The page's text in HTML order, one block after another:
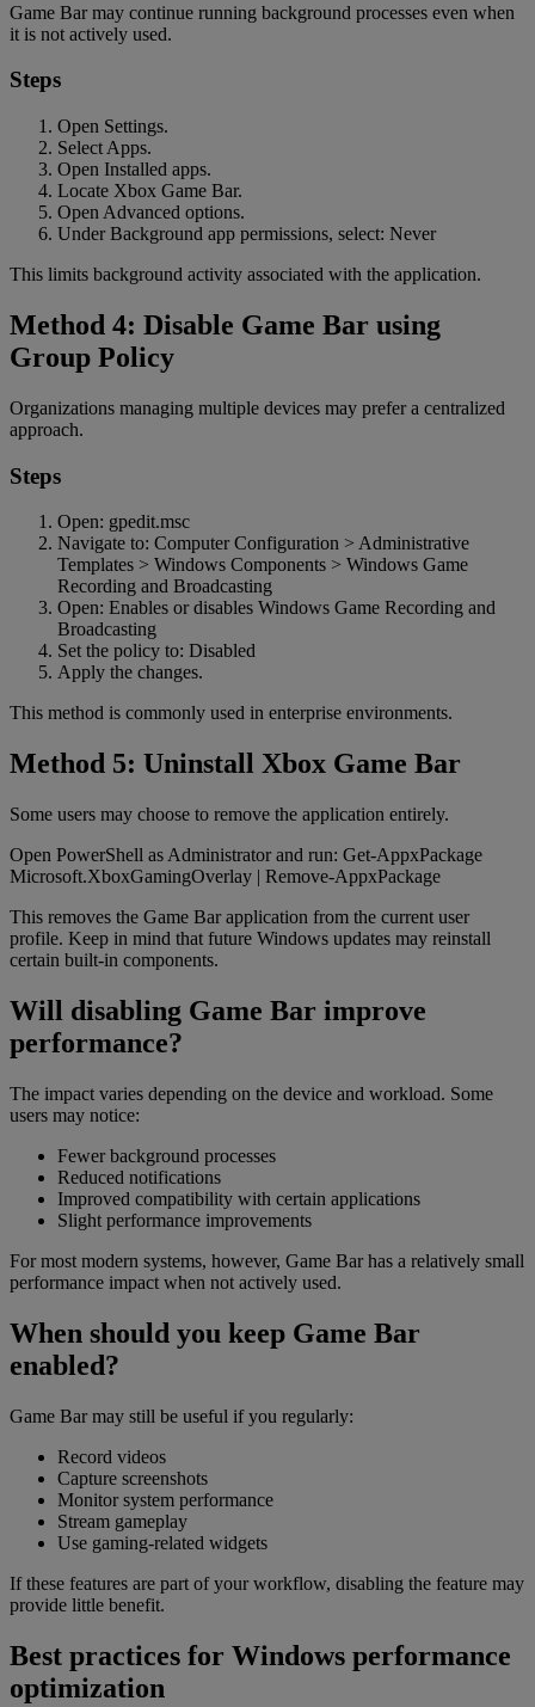
Game Bar may continue running background processes even when
it is not actively used.
Steps
Open Settings.
Select Apps.
Open Installed apps.
Locate Xbox Game Bar.
Open Advanced options.
Under Background app permissions, select: Never
This limits background activity associated with the application.
Method 4: Disable Game Bar using
Group Policy
Organizations managing multiple devices may prefer a centralized
approach.
Steps
Open: gpedit.msc
Navigate to: Computer Configuration > Administrative
Templates > Windows Components > Windows Game
Recording and Broadcasting
Open: Enables or disables Windows Game Recording and
Broadcasting
Set the policy to: Disabled
Apply the changes.
This method is commonly used in enterprise environments.
Method 5: Uninstall Xbox Game Bar
Some users may choose to remove the application entirely.
Open PowerShell as Administrator and run: Get-AppxPackage
Microsoft.XboxGamingOverlay | Remove-AppxPackage
This removes the Game Bar application from the current user
profile. Keep in mind that future Windows updates may reinstall
certain built-in components.
Will disabling Game Bar improve
performance?
The impact varies depending on the device and workload. Some
users may notice:
Fewer background processes
Reduced notifications
Improved compatibility with certain applications
Slight performance improvements
For most modern systems, however, Game Bar has a relatively small
performance impact when not actively used.
When should you keep Game Bar
enabled?
Game Bar may still be useful if you regularly:
Record videos
Capture screenshots
Monitor system performance
Stream gameplay
Use gaming-related widgets
If these features are part of your workflow, disabling the feature may
provide little benefit.
Best practices for Windows performance
optimization